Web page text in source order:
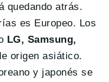
quedando atrás.
es Europeo. Los
LG, Samsung,
origen asiático.
y japonés se